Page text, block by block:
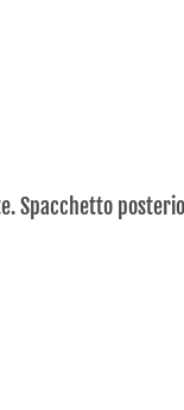
Spacchetto